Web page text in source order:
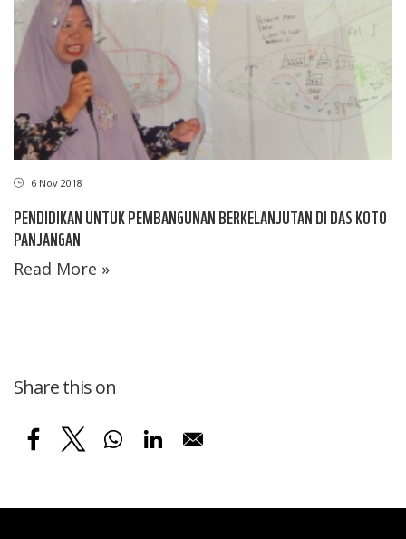
6 Nov 2018
PENDIDIKAN UNTUK PEMBANGUNAN BERKELANJUTAN DI DAS KOTO
PANJANGAN
Read More »
Share this on